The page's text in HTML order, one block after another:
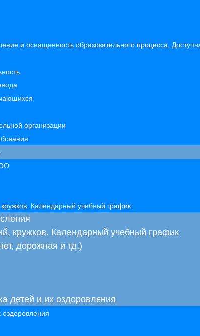
и оснащенность образовательного процесса.
организации
кружков. Календарный учебный график
кружков. Календарный учебный график
дорожная и тд.)
детей и их оздоровления
оздоровления